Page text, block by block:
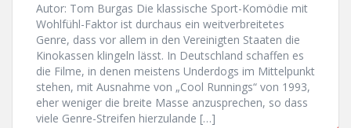
Autor: Tom Burgas Die klassische Sport-Komödie mit
Wohlfühl-Faktor ist durchaus ein weitverbreitetes
Genre, dass vor allem in den Vereinigten Staaten die
Kinokassen klingeln lässt. In Deutschland schaffen es
die Filme, in denen meistens Underdogs im Mittelpunkt
stehen, mit Ausnahme von „Cool Runnings“ von 1993,
eher weniger die breite Masse anzusprechen, so dass
viele Genre-Streifen hierzulande […]